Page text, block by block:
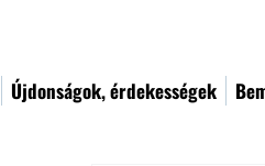
Újdonságok, érdekességek